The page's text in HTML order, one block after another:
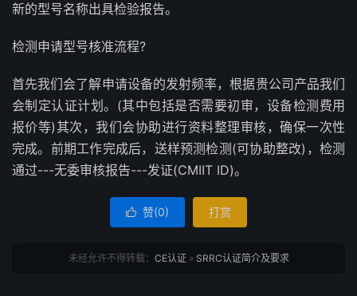
新的型号名称出具检验报告。
检测申请型号核准流程?
首先我们会了解申请设备的发射频率，根据贵公司产品我们
会制定认证计划。(其中包括是否需要初审，设备检测费用
报价等)其次，我们会协助进行资料整理审核，确保一次性
完成。前期工作完成后，送样预测检测(可协助整改)，检测
通过---无委审核报告---发证(CMIIT ID)。
 赞(0) 打赏
未经允许不得转载： CE认证» SRRC认证简介及要求